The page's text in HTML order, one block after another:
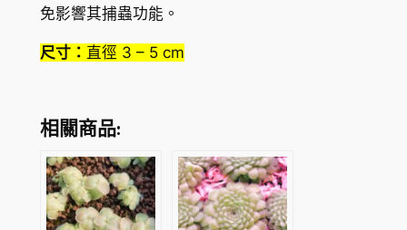
免影響其捕蟲功能。
尺寸： 直徑 3 – 5 cm
相關商品: